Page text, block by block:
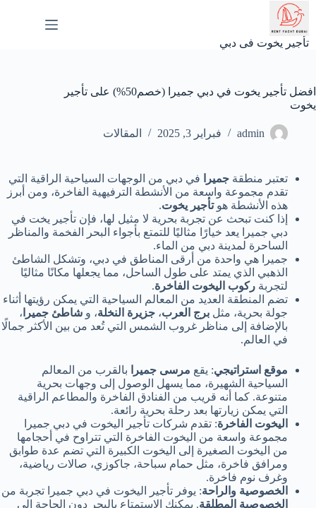
التجاوز
إلى
المحتوى
تأجير يخوت فى دبي
افضل تأجير يخوت في دبي جميرا (خصم50%) على تأجير
يخوت
admin فبراير 3, 2025 المقالات
تعتبر منطقة جميرا
في دبي من الوجهات السياحية الراقية التي
تقدم مجموعة واسعة من الأنشطة الترفيهية الفاخرة، ومن أبرز
هذه الأنشطة هوتأجير يخوت.
إذا كنت تبحث عن تجربة بحرية لا مثيل لها، فإن تأجير يخت في
دبي جميرا يعد خيارًا مثاليًا للتمتع بأجواء البحر الفخمة والمناظر
الساحرة لمدينة دبي من الماء.
جميرا هي واحدة من أرقى المناطق في دبي، وتشكل الشاطئ
الذهبي الذي يمتد على طول الساحل، مما يجعلها مكانًا مثاليًا
لتجربة ركوب اليخوت الفاخرة.
تضم المنطقة العديد من المعالم السياحية التي يمكن رؤيتها أثناء
جولة بحرية، مثل برج العرب، جزيرة النخلة، و شاطئ جميرا ،
بالإضافة إلى مناظر غروب الشمس التي تُعد من بين الأكثر جمالًا
في العالم.
موقع استراتيجي: يقع مرسى جميرا
بالقرب من المعالم
السياحية الشهيرة، مما يسهل الوصول إلى وجهات بحرية
متنوعة. كما أنه قريب من الفنادق الفاخرة والمطاعم الراقية
التي يمكن زيارتها بعد رحلة بحرية رائعة.
اليخوت الفاخرة: تقدم شركات تأجير اليخوت في دبي جميرا
مجموعة واسعة من اليخوت الفاخرة التي تتراوح في أحجامها
من اليخوت الصغيرة إلى اليخوت الكبيرة التي تضم عدة طوابق
ومرافق فاخرة، مثل حمام سباحة، جاكوزي، صالات رياضية،
وغرف نوم فاخرة.
الخصوصية والراحة: يوفر تأجير اليخوت في دبي جميرا تجربة من
الخصوصية المطلقة. يمكنك الاستمتاع بالبحر دون الحاجة إلى